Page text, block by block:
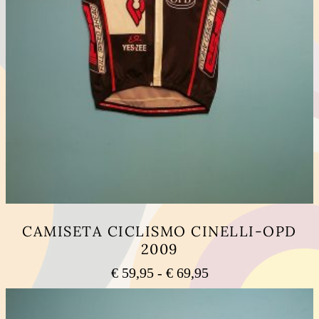
CAMISETA CICLISMO CINELLI-OPD
2009
€59,95 - €69,95Rango
de